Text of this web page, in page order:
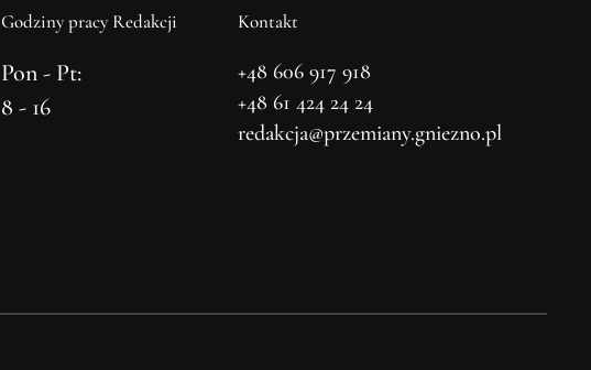
Godziny pracy Redakcji
Pon - Pt:
8 - 16
Kontakt
+48 606 917 918
+48 61 424 24 24
redakcja@przemiany.gniezno.pl